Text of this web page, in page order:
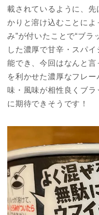
載されているように、
かりと溶け込むことによ
み”が付いたことで“ブラ
した濃厚で甘辛・スパ
能でき、今回はなんと言
を利かせた濃厚なフレ
味・風味が相性良くブラ
に期待できそうです！